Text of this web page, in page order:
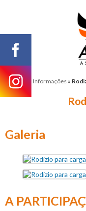
Home Informações »
Galeria
A